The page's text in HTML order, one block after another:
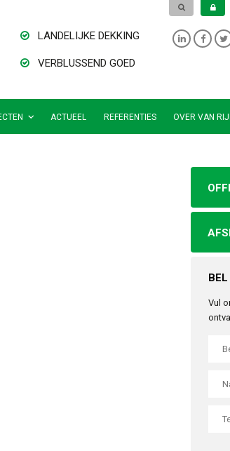
LANDELIJKE DEKKING
VERBLUSSEND GOED
ACTUEEL REFERENTIES OVER VAN
Vul